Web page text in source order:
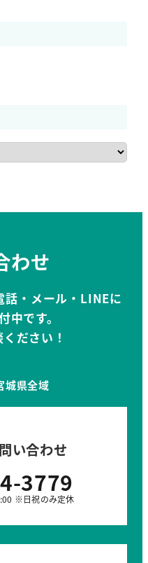
わせ
・メール・LINEに
中です。
ださい！
城県全域
い合わせ
3779
※日祝のみ定休